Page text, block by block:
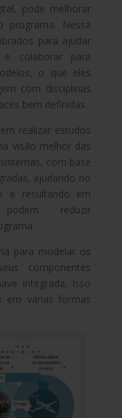
pode melhorar
programa. Nessa
para ajudar
e colaborar para
o que eles
com disciplinas
bem definidas.
realizar estudos
visão melhor das
com base
ajudando no
e resultando em
reduzir
para modelar os
componentes
integrada. Isso
em várias formas